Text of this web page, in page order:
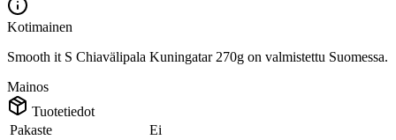
Kotimainen
Smooth it S Chiavälipala Kuningatar 270g on valmistettu Suomessa.
Mainos
Tuotetiedot
Pakaste
Ei